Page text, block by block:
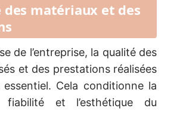
des matériaux et des
de l’entreprise, la qualité des
et des prestations réalisées
Cela conditionne la
fiabilité et l’esthétique du